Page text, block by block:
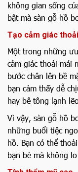
không gian sống
bật mà sàn gỗ hồ
Tạo cảm giác
Một trong những
cảm giác thoải mái
bước chân lên bề
bạn cảm thấy dễ
hay bê tông lạnh
Vì vậy, sàn gỗ hồ
những buổi tiệc
hồ. Bạn có thể
bạn bè mà không